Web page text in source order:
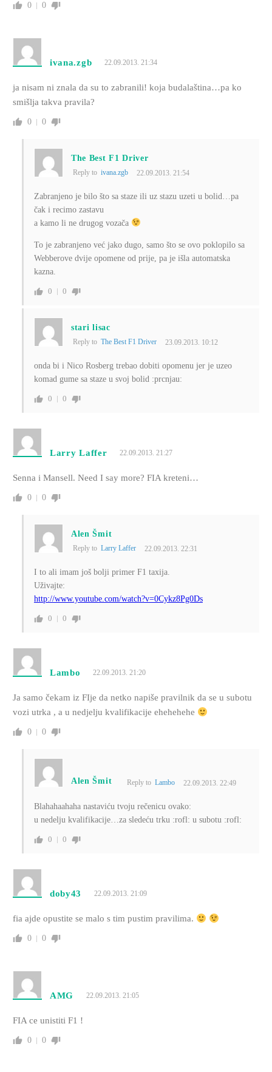
0 0
ivana.zgb 22.09.2013. 21:34
ja nisam ni znala da su to zabranili! koja budalaština…pa ko
smišlja takva pravila?
0 0
The Best F1 Driver
Reply to ivana.zgb 22.09.2013. 21:54
Zabranjeno je bilo što sa staze ili uz stazu uzeti u bolid…pa
čak i recimo zastavu
a kamo li ne drugog vozača
To je zabranjeno već jako dugo, samo što se ovo poklopilo sa
Webberove dvije opomene od prije, pa je išla automatska
kazna.
0 0
stari lisac
Reply to The Best F1 Driver 23.09.2013. 10:12
onda bi i Nico Rosberg trebao dobiti opomenu jer je uzeo
komad gume sa staze u svoj bolid :prcnjau:
0 0
Larry Laffer 22.09.2013. 21:27
Senna i Mansell. Need I say more? FIA kreteni…
0 0
Alen Šmit
Reply to Larry Laffer 22.09.2013. 22:31
I to ali imam još bolji primer F1 taxija.
Uživajte:
http://www.youtube.com/watch?v=0Cykz8Pg0Ds
0 0
Lambo 22.09.2013. 21:20
Ja samo čekam iz FIje da netko napiše pravilnik da se u subotu
vozi utrka , a u nedjelju kvalifikacije ehehehehe
0 0
Alen Šmit Reply toLambo 22.09.2013. 22:49
Blahahaahaha nastaviću tvoju rečenicu ovako:
u nedelju kvalifikacije…za sledeću trku :rofl: u subotu :rofl:
0 0
doby43 22.09.2013. 21:09
fia ajde opustite se malo s tim pustim pravilima.
0 0
AMG 22.09.2013. 21:05
FIA ce unistiti F1 !
0 0